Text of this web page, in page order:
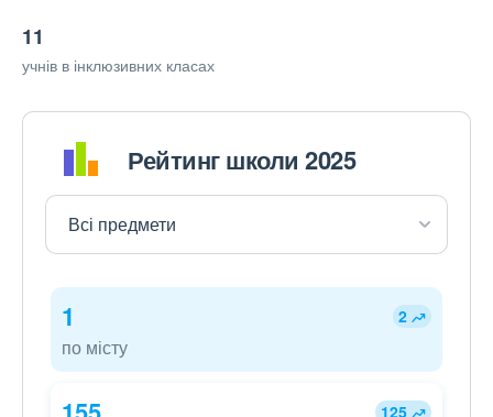
11
учнів в інклюзивних класах
Рейтинг школи 2025
1 2
по місту
125